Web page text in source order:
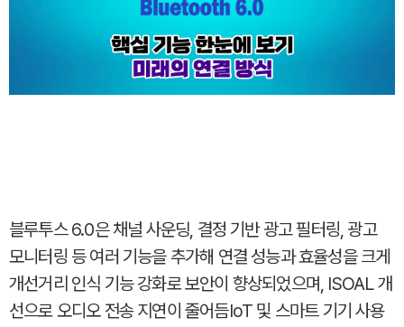
블루투스 6.0은 채널 사운딩, 결정 기반 광고 필터링, 광고
모니터링 등 여러 기능을 추가해 연결 성능과 효율성을 크게
개선거리 인식 기능 강화로 보안이 향상되었으며, ISOAL 개
선으로 오디오 전송 지연이 줄어듬IoT 및 스마트 기기 사용